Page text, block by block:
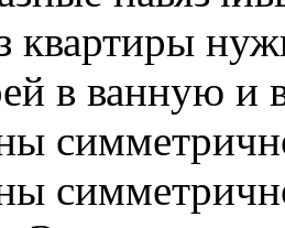
квартиры
в ванную и